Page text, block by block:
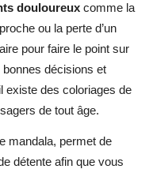
douloureux comme la
ou la perte d’un
pour faire le point sur
décisions et
existe des coloriages de
de tout âge.
mandala, permet de
détente afin que vous